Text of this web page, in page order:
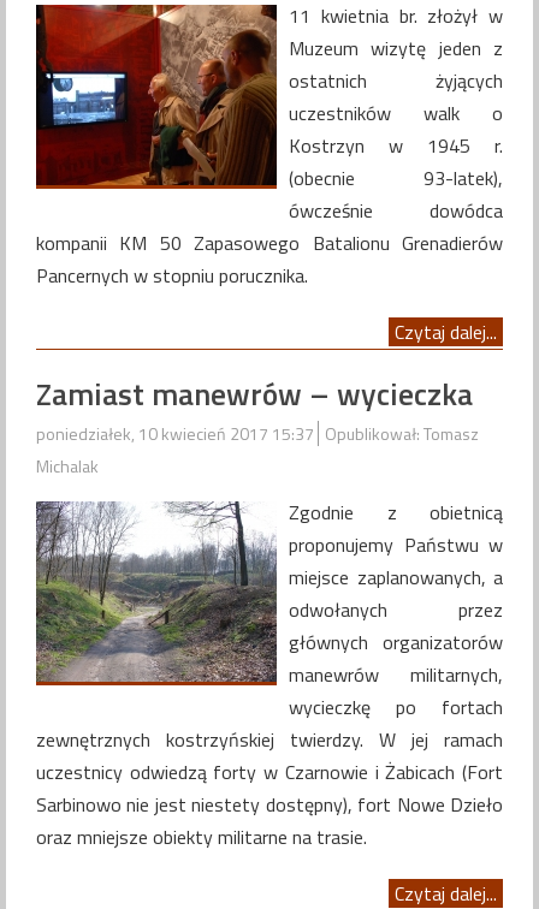
11 kwietnia br. złożył w
Muzeum wizytę jeden z
ostatnich żyjących
uczestników walk o
Kostrzyn w 1945 r.
(obecnie 93-latek),
ówcześnie dowódca
kompanii KM 50 Zapasowego Batalionu Grenadierów
Pancernych w stopniu porucznika.
Czytaj dalej...
Zamiast manewrów – wycieczka
poniedziałek, 10 kwiecień 2017 15:37 Opublikował: Tomasz
Michalak
Zgodnie z obietnicą
proponujemy Państwu w
miejsce zaplanowanych, a
odwołanych przez
głównych organizatorów
manewrów militarnych,
wycieczkę po fortach
zewnętrznych kostrzyńskiej twierdzy. W jej ramach
uczestnicy odwiedzą forty w Czarnowie i Żabicach (Fort
Sarbinowo nie jest niestety dostępny), fort Nowe Dzieło
oraz mniejsze obiekty militarne na trasie.
Czytaj dalej...